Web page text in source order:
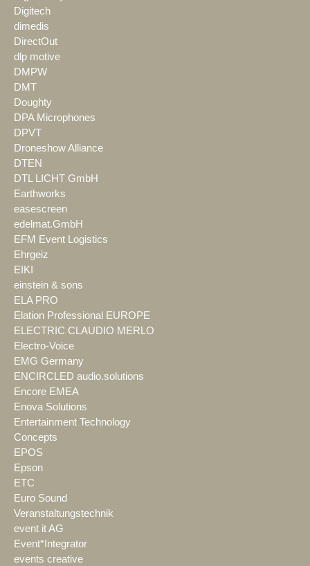
Digitech
dimedis
DirectOut
dlp motive
DMPW
DMT
Doughty
DPA Microphones
DPVT
Droneshow Alliance
DTEN
DTL LICHT GmbH
Earthworks
easescreen
edelmat.GmbH
EFM Event Logistics
Ehrgeiz
EIKI
einstein & sons
ELA PRO
Elation Professional EUROPE
ELECTRIC CLAUDIO MERLO
Electro-Voice
EMG Germany
ENCIRCLED audio.solutions
Encore EMEA
Enova Solutions
Entertainment Technology
Concepts
EPOS
Epson
ETC
Euro Sound
Veranstaltungstechnik
event it AG
Event*Integrator
events creative